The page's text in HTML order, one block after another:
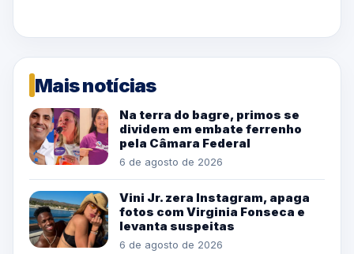
Mais notícias
Na terra do bagre, primos se
dividem em embate ferrenho
pela Câmara Federal
6 de agosto de 2026
Vini Jr. zera Instagram, apaga
fotos com Virginia Fonseca e
levanta suspeitas
6 de agosto de 2026